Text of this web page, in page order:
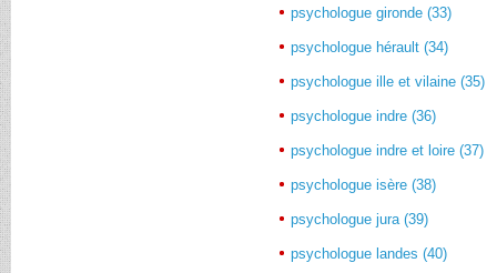
psychologue gironde (33)
psychologue hérault (34)
psychologue ille et vilaine (35)
psychologue indre (36)
psychologue indre et loire (37)
psychologue isère (38)
psychologue jura (39)
psychologue landes (40)